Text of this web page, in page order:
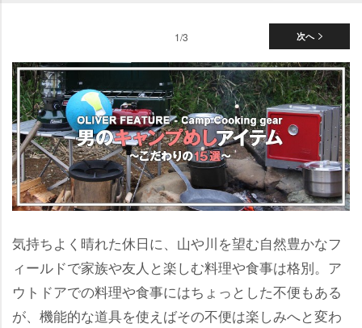
次へ
1/3
気持ちよく晴れた休日に、山や川を望む自然豊かなフ
ィールドで家族や友人と楽しむ料理や食事は格別。ア
ウトドアでの料理や食事にはちょっとした不便もある
が、機能的な道具を使えばその不便は楽しみへと変わ